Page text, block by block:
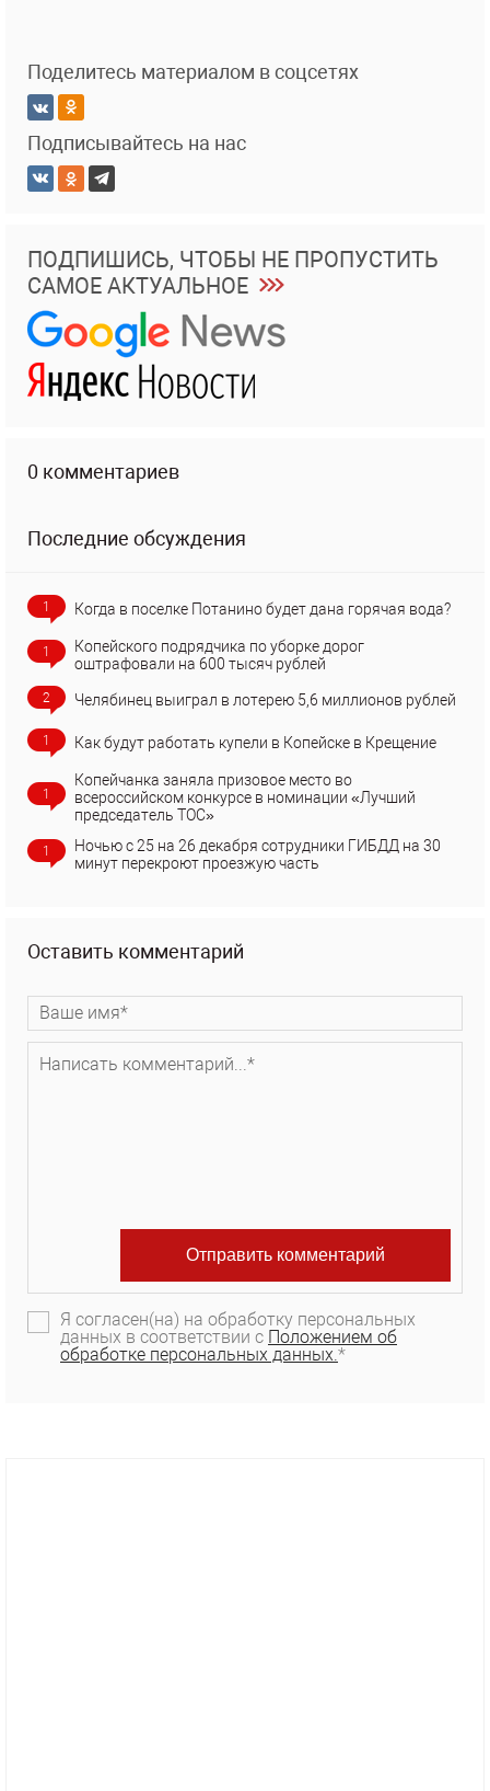
Поделитесь материалом в соцсетях
Подписывайтесь на нас
ПОДПИШИСЬ, ЧТОБЫ НЕ ПРОПУСТИТЬ
САМОЕ АКТУАЛЬНОЕ
0 комментариев
Последние обсуждения
1 Когда в поселке Потанино будет дана горячая вода?
1
Копейского подрядчика по уборке дорог
оштрафовали на 600 тысяч рублей
2 Челябинец выиграл в лотерею 5,6 миллионов рублей
1 Как будут работать купели в Копейске в Крещение
1
Копейчанка заняла призовое место во
всероссийском конкурсе в номинации «Лучший
председатель ТОС»
1
Ночью с 25 на 26 декабря сотрудники ГИБДД на 30
минут перекроют проезжую часть
Оставить комментарий
Я согласен(на) на обработку персональных
данных в соответствии с Положением об
обработке персональных данных.*